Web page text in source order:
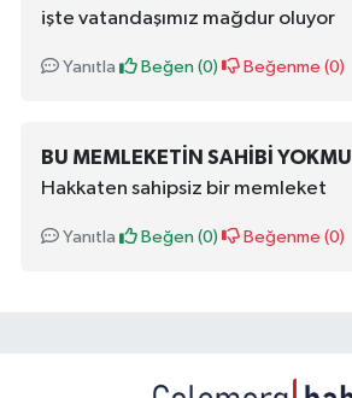
işte vatandaşımız mağdur oluyor
Yanıtla Beğen (0) Beğenme (0)
BU MEMLEKETIN SAHIBI YOKMU
Hakkaten sahipsiz bir memleket
Yanıtla Beğen (0) Beğenme (0)